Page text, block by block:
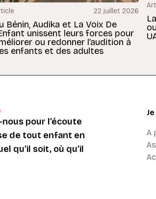
22 juillet 2026
Bénin, Audika et La Voix De
unissent leurs forces pour
ou redonner l’audition à
enfants et des adultes
pour l’écoute
de tout enfant en
qu’il soit, où qu’il
A